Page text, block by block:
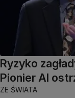
Ryzyko
Pionier AI
ZE ŚWIATA